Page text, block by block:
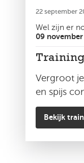
22 september
Wel zijn er
09
Vergroot
en spijs
Bekijk